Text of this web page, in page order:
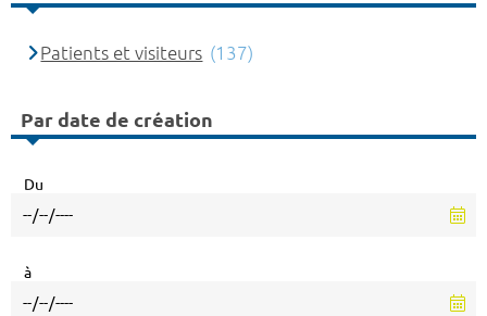
Patients et visiteurs (137)
Par date de création
Du
à